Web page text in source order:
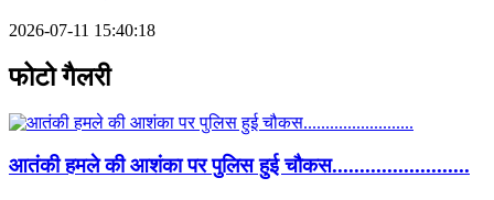
2026-07-11 15:40:18
फोटो गैलरी
आतंकी हमले की आशंका पर पुलिस हुई चौकस.........................